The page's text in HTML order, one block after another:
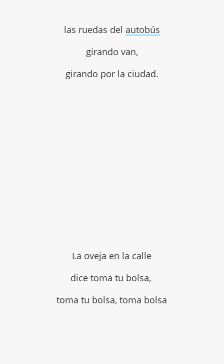
las ruedas del autobús
girando van,
girando por la ciudad.
La oveja en la calle
dice toma tu bolsa,
toma tu bolsa, toma bolsa